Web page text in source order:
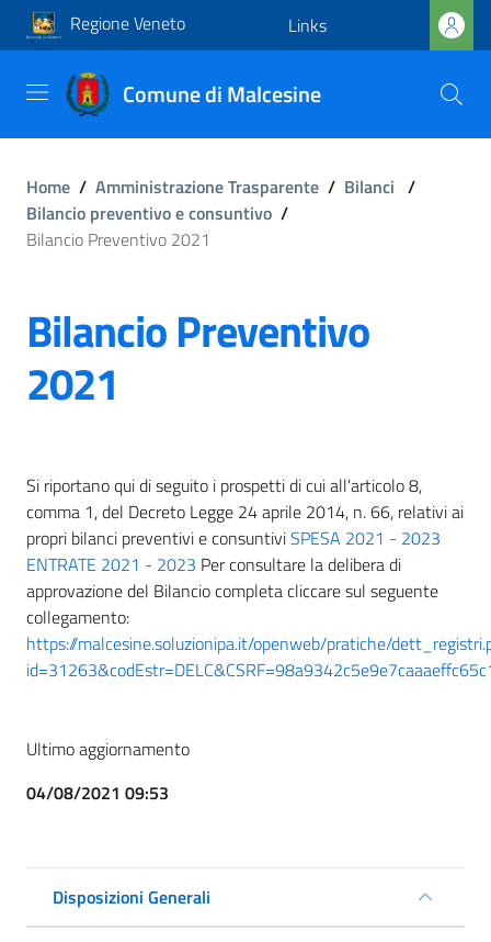
Regione Veneto Links
Comune di Malcesine
Home / Amministrazione Trasparente / Bilanci /
Bilancio preventivo e consuntivo /
Bilancio Preventivo 2021
Bilancio Preventivo
2021
Si riportano qui di seguito i prospetti di cui all'articolo 8,
comma 1, del Decreto Legge 24 aprile 2014, n. 66, relativi ai
propri bilanci preventivi e consuntiviSPESA 2021 - 2023
ENTRATE 2021 - 2023 Per consultare la delibera di
approvazione del Bilancio completa cliccare sul seguente
collegamento:
https://malcesine.soluzionipa.it/openweb/pratiche/
Ultimo aggiornamento
04/08/2021 09:53
Disposizioni Generali